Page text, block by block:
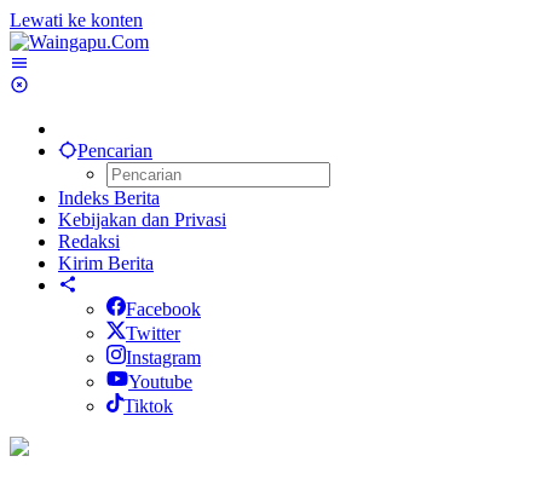
Lewati ke konten
Pencarian
Indeks Berita
Kebijakan dan Privasi
Redaksi
Kirim Berita
Facebook
Twitter
Instagram
Youtube
Tiktok